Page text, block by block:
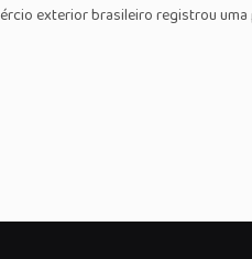
exterior brasileiro registrou